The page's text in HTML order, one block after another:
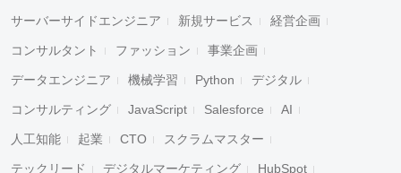
サーバーサイドエンジニア 新規サービス 経営企画
コンサルタント ファッション 事業企画
データエンジニア 機械学習 Python デジタル
コンサルティング JavaScript Salesforce AI
人工知能 起業 CTO スクラムマスター
テックリード デジタルマーケティング HubSpot